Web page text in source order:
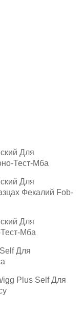
Для
Тест-Мба
Для
Фекалий Fob-
Для
Мба
Для
igg Plus Self Для